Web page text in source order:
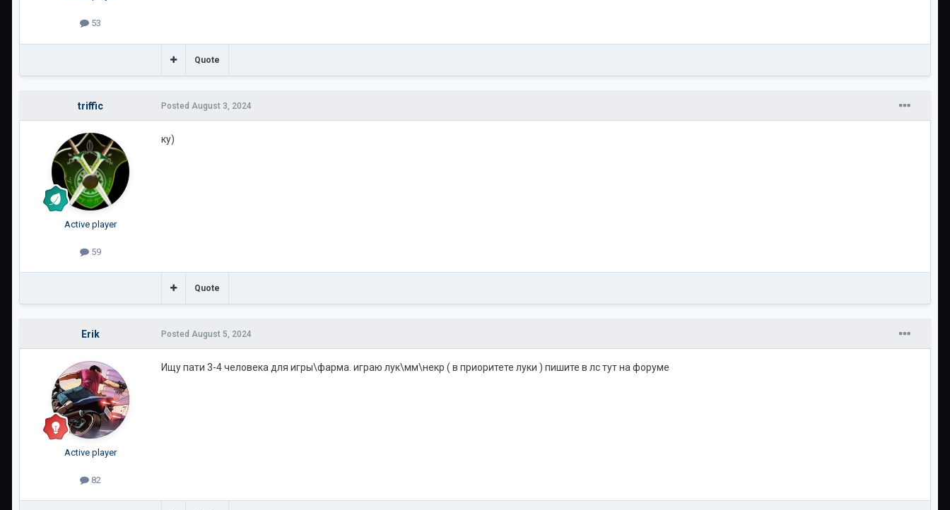
53
Quote
triffic
Active player
59
Posted August 3, 2024
ку)
Quote
Erik
Active player
82
Posted August 5, 2024
Ищу пати 3-4 человека для игры\фарма. играю лук\мм\некр ( в приоритете луки ) пишите в лс тут на форуме